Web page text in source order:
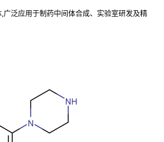
广泛应用于制药中间体合成、实验室研发及精